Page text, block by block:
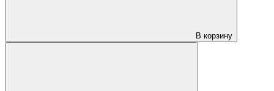
В корзину